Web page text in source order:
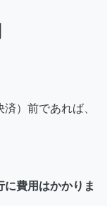
）前であれば、
費用はかかりま